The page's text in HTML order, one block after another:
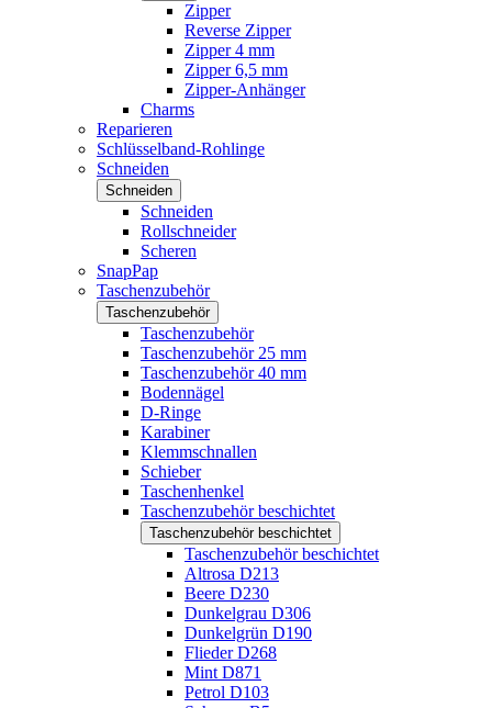
Zipper
Reverse Zipper
Zipper 4 mm
Zipper 6,5 mm
Zipper-Anhänger
Charms
Reparieren
Schlüsselband-Rohlinge
Schneiden
Schneiden
Schneiden
Rollschneider
Scheren
SnapPap
Taschenzubehör
Taschenzubehör
Taschenzubehör
Taschenzubehör 25 mm
Taschenzubehör 40 mm
Bodennägel
D-Ringe
Karabiner
Klemmschnallen
Schieber
Taschenhenkel
Taschenzubehör beschichtet
Taschenzubehör beschichtet
Taschenzubehör beschichtet
Altrosa D213
Beere D230
Dunkelgrau D306
Dunkelgrün D190
Flieder D268
Mint D871
Petrol D103